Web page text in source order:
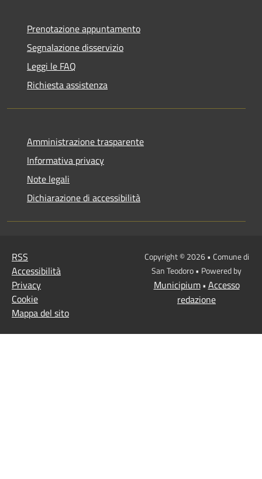
Prenotazione appuntamento
Segnalazione disservizio
Leggi le FAQ
Richiesta assistenza
Amministrazione trasparente
Informativa privacy
Note legali
Dichiarazione di accessibilità
RSS
Accessibilità
Privacy
Cookie
Mappa del sito
Copyright © 2026 • Comune di
San Teodoro • Powered by
Municipium• Accesso
redazione